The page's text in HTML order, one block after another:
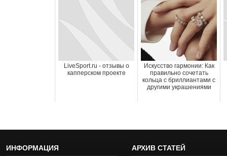
LiveSport.ru - отзывы о
капперском проекте
Искусство гармонии: Как
правильно сочетать
кольца с бриллиантами с
другими украшениями
ИНФОРМАЦИЯ АРХИВ СТАТЕЙ